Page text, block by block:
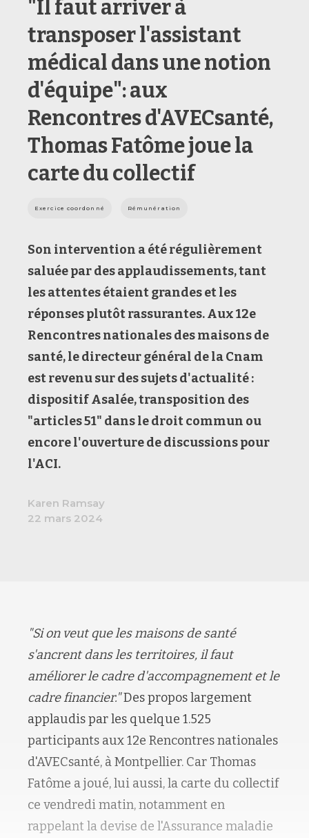
"Il faut arriver à
transposer l'assistant
médical dans une notion
d'équipe": aux
Rencontres d'AVECsanté,
Thomas Fatôme joue la
carte du collectif
Exercice coordonné Rémunération
Son intervention a été régulièrement
saluée par des applaudissements, tant
les attentes étaient grandes et les
réponses plutôt rassurantes. Aux 12e
Rencontres nationales des maisons de
santé, le directeur général de la Cnam
est revenu sur des sujets d'actualité :
dispositif Asalée, transposition des
"articles 51" dans le droit commun ou
encore l'ouverture de discussions pour
l'ACI.
Karen Ramsay
22 mars 2024
"Si on veut que les maisons de santé
s'ancrent dans les territoires, il faut
améliorer le cadre d'accompagnement et le
cadre financier."Des propos largement
applaudis par les quelque 1.525
participants aux 12e Rencontres nationales
d'AVECsanté, à Montpellier. Car Thomas
Fatôme a joué, lui aussi, la carte du collectif
ce vendredi matin, notamment en
rappelant la devise de l'Assurance maladie